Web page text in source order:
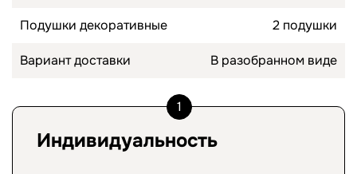
Подушки декоративные 2 подушки
Вариант доставки В разобранном виде
1
Индивидуальность